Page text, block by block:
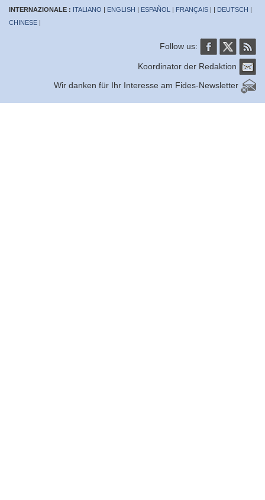
INTERNAZIONALE : ITALIANO | ENGLISH | ESPAÑOL | FRANÇAIS | | DEUTSCH |
CHINESE |
Follow us:
Koordinator der Redaktion
Wir danken für Ihr Interesse am Fides-Newsletter